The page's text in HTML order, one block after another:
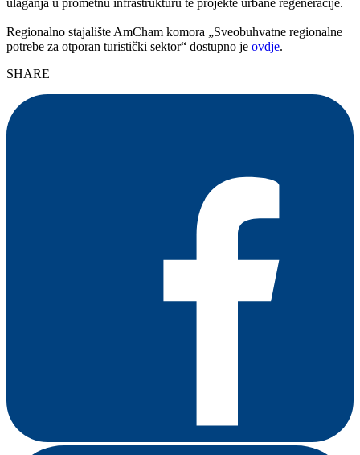
Regionalno stajalište AmCham komora „Sveobuhvatne regionalne
potrebe za otporan turistički sektor“ dostupno je ovdje.
SHARE